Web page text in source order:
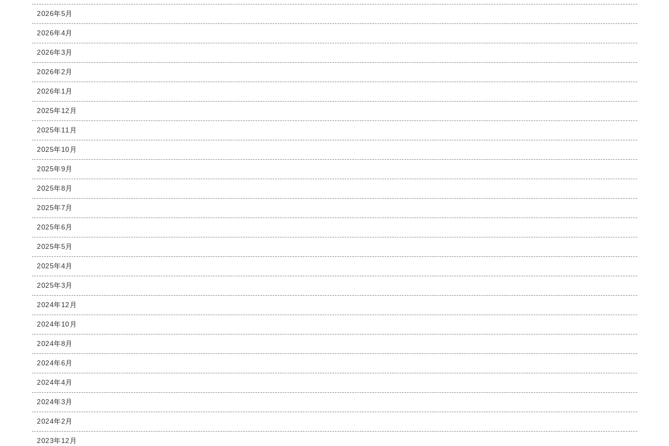
2026年5月
2026年4月
2026年3月
2026年2月
2026年1月
2025年12月
2025年11月
2025年10月
2025年9月
2025年8月
2025年7月
2025年6月
2025年5月
2025年4月
2025年3月
2024年12月
2024年10月
2024年8月
2024年6月
2024年4月
2024年3月
2024年2月
2023年12月